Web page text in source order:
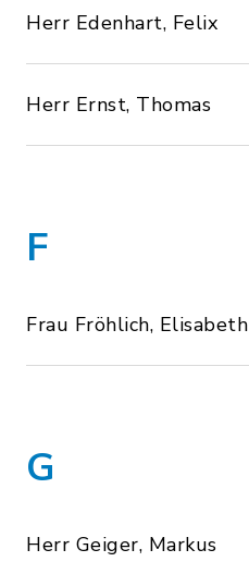
Herr Edenhart, Felix
Herr Ernst, Thomas
F
Frau Fröhlich, Elisabeth
G
Herr Geiger, Markus